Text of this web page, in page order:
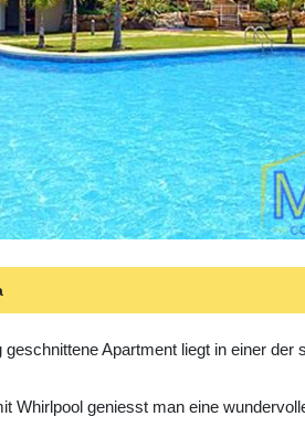
Apartment liegt in einer
Whirlpool geniesst man eine